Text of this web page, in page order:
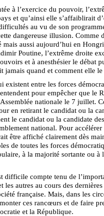
à l’exercice du pouvoir,
et qu’ainsi elle s’affaiblirait
au vu de son
dangereuse illusion. Comme
mais aussi aujourd’hui en
Poutine, l’extrême droite
et à anesthésier le débat
jamais quand et comment elle
existent entre les forces
pour empêcher que le
nationale le 7 juillet.
en retirant le candidat ou la
le candidat ou la candidate
national. Pour
être affiché clairement dès
de toutes les forces
à la majorité sortante ou à
difficile compte tenu de
autres au cours des
française. Mais, dans les
ces rancœurs et de faire
et la République.